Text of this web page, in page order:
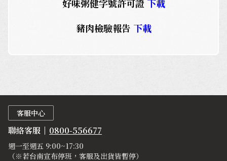
好味粥健字號許可證 下載
豬肉檢驗報告 下載
客服中心
聯絡客服 0800-556677
週一至週五 9:00~17:30
（※若台南宣布停班，客服及出貨皆暫停）